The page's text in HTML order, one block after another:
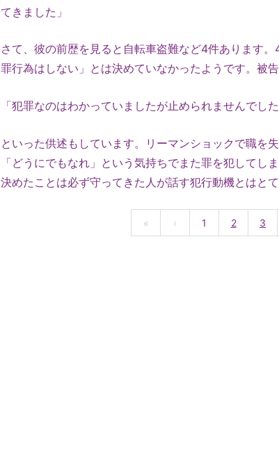
てきました」
さて、彼の前歴を見ると自転車盗難など4件あります
罪行為はしない」とは決めていなかったようです。被告
「犯罪なのはわかっていましたが止められませんでし
といった供述もしています。リーマンショックで職を
「どうにでもなれ」という気持ちでまた罪を犯してし
決めたことは必ず守ってきた人が話す犯行動機とはとて
« ‹ 1 2 3